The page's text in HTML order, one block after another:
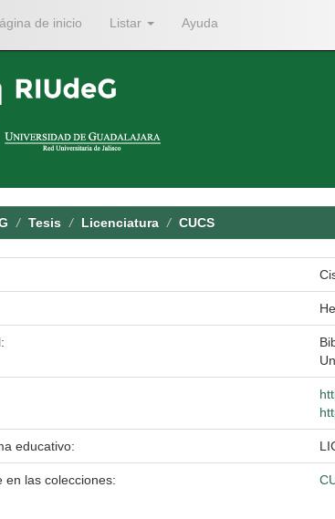
de inicio Listar Ayuda
Tesis Licenciatura CUCS
educativo:
en las colecciones: